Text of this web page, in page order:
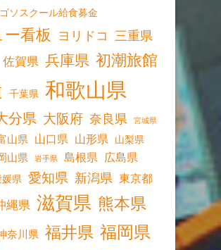
ソスクール給食募金
ー看板 ヨリドコ 三重県
佐賀県 兵庫県 初潮旅館
千葉県 和歌山県
分県 大阪府 奈良県 宮城県
山県 山口県 山形県 山梨県
山県 岩手県 島根県 広島県
媛県 愛知県 新潟県 東京都
縄県 滋賀県 熊本県
奈川県 福井県 福岡県